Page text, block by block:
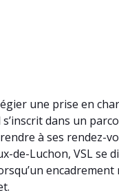
une prise en
dans un
à ses rendez-
de-Luchon, VSL